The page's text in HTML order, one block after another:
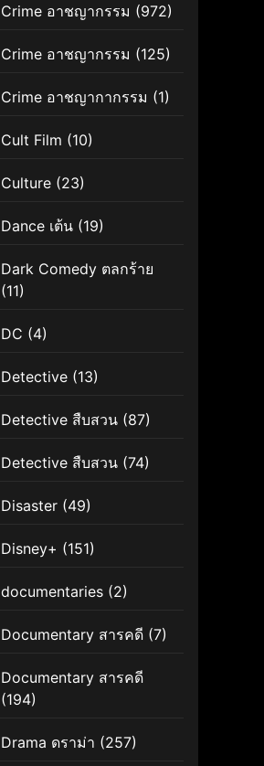
Crime อาชญากรรม (972)
Crime อาชญากรรม (125)
Crime อาชญากากรรม (1)
Cult Film (10)
Culture (23)
Dance เต้น (19)
Dark Comedy ตลกร้าย
(11)
DC (4)
Detective (13)
Detective สืบสวน (87)
Detective สืบสวน (74)
Disaster (49)
Disney+ (151)
documentaries (2)
Documentary สารคดี (7)
Documentary สารคดี
(194)
Drama ดราม่า (257)